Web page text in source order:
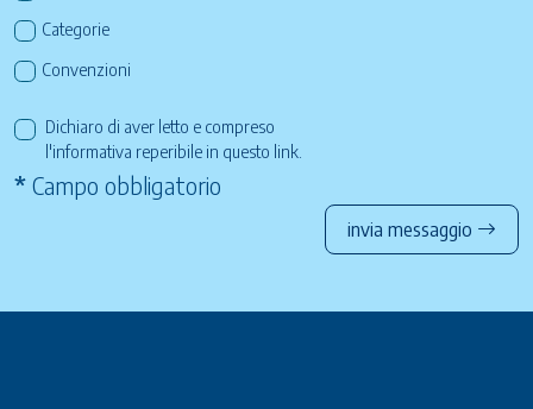
Categorie
Convenzioni
Dichiaro di aver letto e compreso
l'informativa reperibile in questo link
* Campo obbligatorio
invia messaggio